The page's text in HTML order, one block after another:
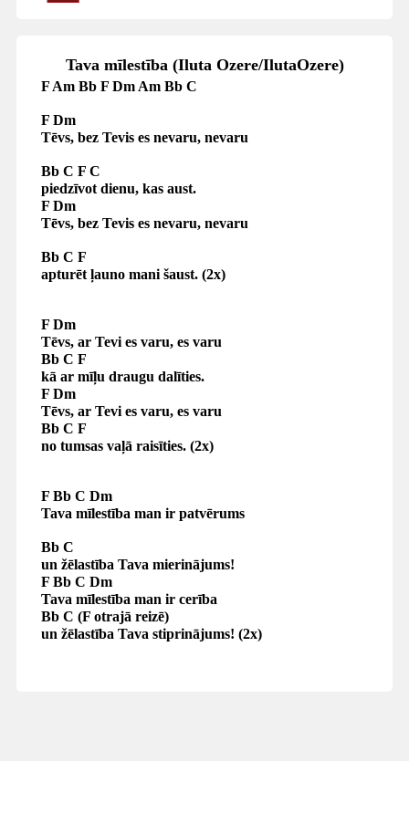
Tava mīlestība (Iluta Ozere/IlutaOzere)
F Am Bb F Dm Am Bb C
F Dm
Tēvs, bez Tevis es nevaru, nevaru
Bb C F C
piedzīvot dienu, kas aust.
F Dm
Tēvs, bez Tevis es nevaru, nevaru
Bb C F
apturēt ļauno mani šaust. (2x)
F Dm
Tēvs, ar Tevi es varu, es varu
Bb C F
kā ar mīļu draugu dalīties.
F Dm
Tēvs, ar Tevi es varu, es varu
Bb C F
no tumsas vaļā raisīties. (2x)
F Bb C Dm
Tava mīlestība man ir patvērums
Bb C
un žēlastība Tava mierinājums!
F Bb C Dm
Tava mīlestība man ir cerība
Bb C (F otrajā reizē)
un žēlastība Tava stiprinājums! (2x)